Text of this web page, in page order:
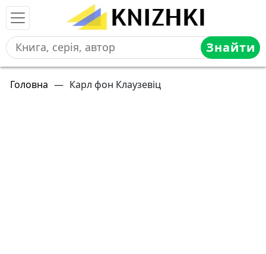
Знайти
Головна — Карл фон Клаузевіц